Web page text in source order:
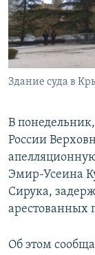
ПОБЕДИТЕЛЕЙ НЕ
УКРАИНСКАЯ
ПРИСОЕДИНЯЙТЕСЬ!
Здание суда в
В
России
Эмир-Усеина
Сирука,
арестованных
Об этом